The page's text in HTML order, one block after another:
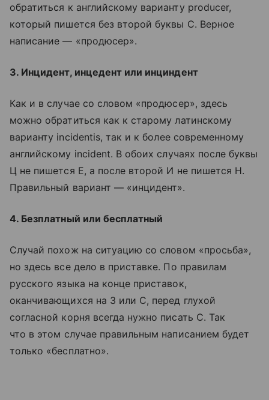
обратиться к английскому варианту producer,
который пишется без второй буквы С. Верное
написание — «продюсер».
3. Инцидент, инцедент или инциндент
Как и в случае со словом «продюсер», здесь
можно обратиться как к старому латинскому
варианту incidentis, так и к более современному
английскому incident. В обоих случаях после буквы
Ц не пишется Е, а после второй И не пишется Н.
Правильный вариант — «инцидент».
4. Безплатный или бесплатный
Случай похож на ситуацию со словом «просьба»,
но здесь все дело в приставке. По правилам
русского языка на конце приставок,
оканчивающихся на З или С, перед глухой
согласной корня всегда нужно писать С. Так
что в этом случае правильным написанием будет
только «бесплатно».